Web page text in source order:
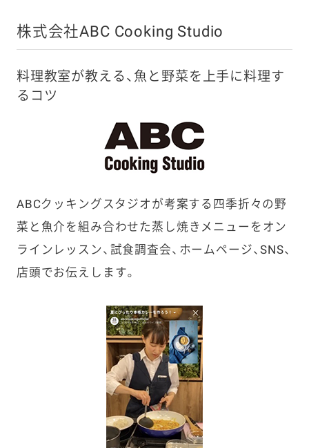
株式会社ABC Cooking Studio
料理教室が教える、魚と野菜を上手に料理す
るコツ
ABCクッキングスタジオが考案する四季折々の野
菜と魚介を組み合わせた蒸し焼きメニューをオン
ラインレッスン、試食調査会、ホームページ、SNS、
店頭でお伝えします。